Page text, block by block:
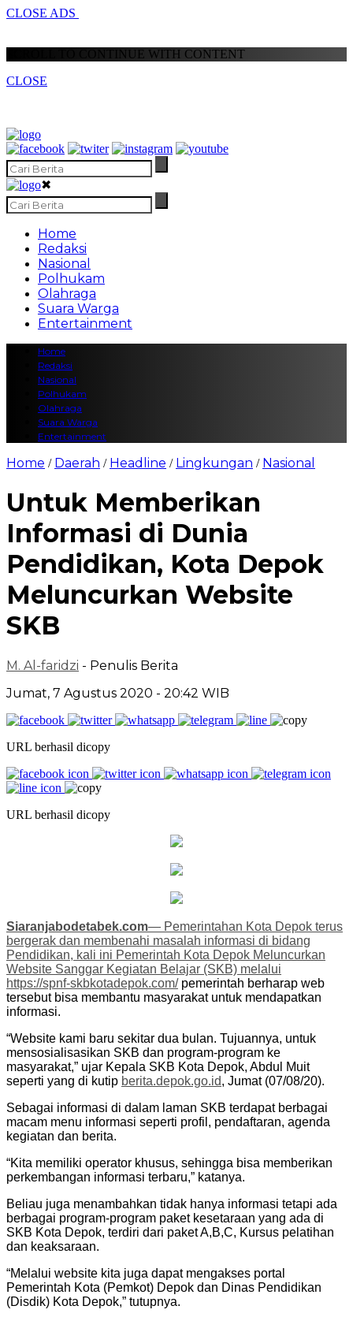
CLOSE ADS
SCROLL TO CONTINUE WITH CONTENT
CLOSE
✖
Home
Redaksi
Nasional
Polhukam
Olahraga
Suara Warga
Entertainment
Home
Redaksi
Nasional
Polhukam
Olahraga
Suara Warga
Entertainment
Home / Daerah / Headline / Lingkungan / Nasional
Untuk Memberikan
Informasi di Dunia
Pendidikan, Kota Depok
Meluncurkan Website
SKB
M. Al-faridzi - Penulis Berita
Jumat, 7 Agustus 2020 - 20:42 WIB
URL berhasil dicopy
URL berhasil dicopy
Siaranjabodetabek.com— Pemerintahan Kota Depok terus
bergerak dan membenahi masalah informasi di bidang
Pendidikan, kali ini Pemerintah Kota Depok Meluncurkan
Website Sanggar Kegiatan Belajar (SKB) melalui
https://spnf-skbkotadepok.com/pemerintah berharap web
tersebut bisa membantu masyarakat untuk mendapatkan
informasi.
“Website kami baru sekitar dua bulan. Tujuannya, untuk
mensosialisasikan SKB dan program-program ke
masyarakat,” ujar Kepala SKB Kota Depok, Abdul Muit
seperti yang di kutip berita.depok.go.id, Jumat (07/08/20).
Sebagai informasi di dalam laman SKB terdapat berbagai
macam menu informasi seperti profil, pendaftaran, agenda
kegiatan dan berita.
“Kita memiliki operator khusus, sehingga bisa memberikan
perkembangan informasi terbaru,” katanya.
Beliau juga menambahkan tidak hanya informasi tetapi ada
berbagai program-program paket kesetaraan yang ada di
SKB Kota Depok, terdiri dari paket A,B,C, Kursus pelatihan
dan keaksaraan.
“Melalui website kita juga dapat mengakses portal
Pemerintah Kota (Pemkot) Depok dan Dinas Pendidikan
(Disdik) Kota Depok,” tutupnya.